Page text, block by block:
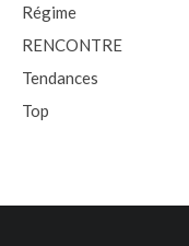
Régime
RENCONTRE
Tendances
Top